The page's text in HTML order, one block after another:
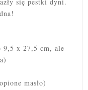
9,5 x 27,5 cm, ale
masło)